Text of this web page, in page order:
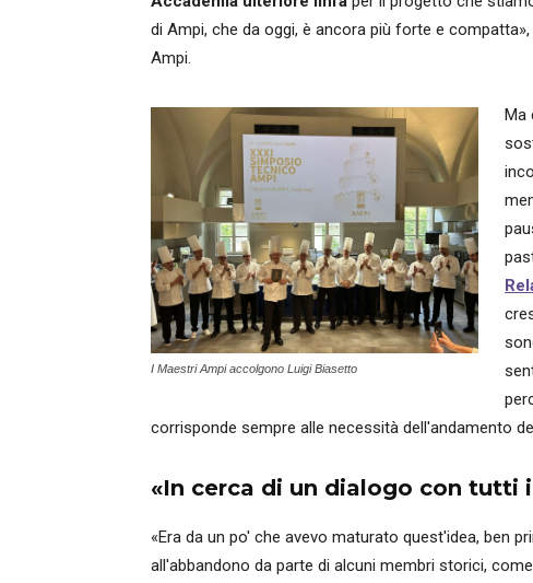
di Ampi, che da oggi, è ancora più forte e
Ampi.
I Maestri Ampi accolgono Luigi Biasetto
Ma
corrisponde sempre alle necessità dell'andamento
«In cerca di un dialogo con tutti
«Era da un po' che avevo maturato quest'idea, ben
all'abbandono da parte di alcuni membri storici,